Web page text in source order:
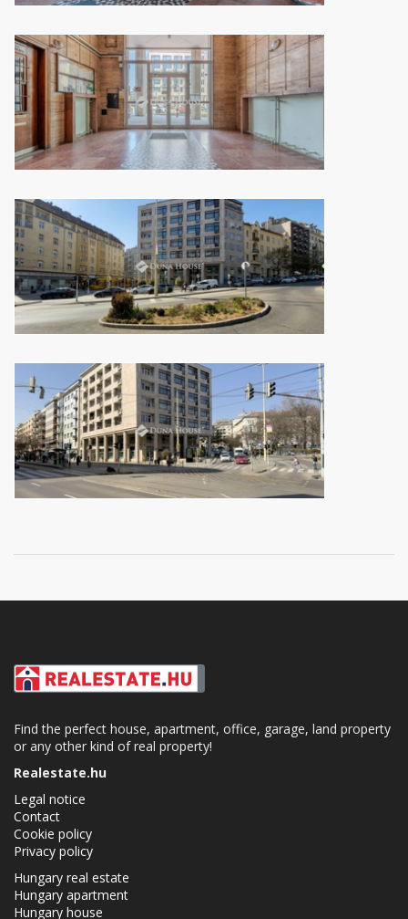
Find the perfect house, apartment, office, garage, land property
or any other kind of real property!
Realestate.hu
Legal notice
Contact
Cookie policy
Privacy policy
Hungary real estate
Hungary apartment
Hungary house